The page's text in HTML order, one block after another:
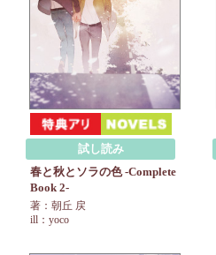
試し読み
春と秋とソラの色 -Complete
Book 2-
著：朝丘 戻
ill：yoco